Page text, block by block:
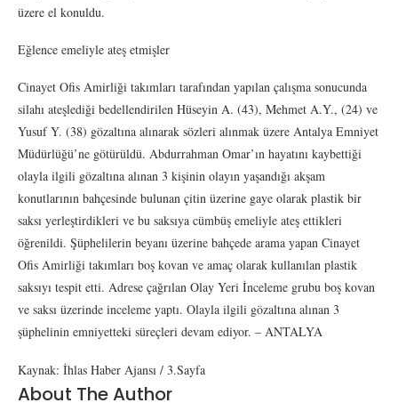
üzere el konuldu.
Eğlence emeliyle ateş etmişler
Cinayet Ofis Amirliği takımları tarafından yapılan çalışma sonucunda
silahı ateşlediği bedellendirilen Hüseyin A. (43), Mehmet A.Y., (24) ve
Yusuf Y. (38) gözaltına alınarak sözleri alınmak üzere Antalya Emniyet
Müdürlüğü’ne götürüldü. Abdurrahman Omar’ın hayatını kaybettiği
olayla ilgili gözaltına alınan 3 kişinin olayın yaşandığı akşam
konutlarının bahçesinde bulunan çitin üzerine gaye olarak plastik bir
saksı yerleştirdikleri ve bu saksıya cümbüş emeliyle ateş ettikleri
öğrenildi. Şüphelilerin beyanı üzerine bahçede arama yapan Cinayet
Ofis Amirliği takımları boş kovan ve amaç olarak kullanılan plastik
saksıyı tespit etti. Adrese çağrılan Olay Yeri İnceleme grubu boş kovan
ve saksı üzerinde inceleme yaptı. Olayla ilgili gözaltına alınan 3
şüphelinin emniyetteki süreçleri devam ediyor. – ANTALYA
Kaynak: İhlas Haber Ajansı / 3.Sayfa
About The Author